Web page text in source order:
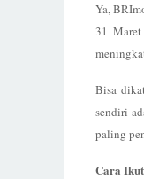
Ya,
31
Bisa
sendiri
paling
Cara